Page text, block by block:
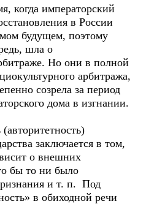
когда императорский
в России
будущем, поэтому
шла о
Но они в полной
арбитража,
созрела за период
дома в изгнании.
заключается в том,
о внешних
бы то ни было
и т. п. Под
в обиходной речи